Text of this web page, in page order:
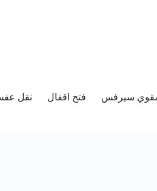
سيرفس فتح اقفال نقل